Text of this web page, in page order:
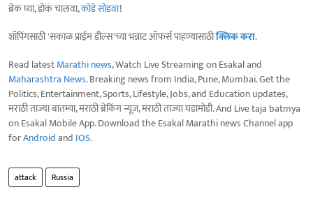
ब्रेक घ्या, डोकं चालवा,कोडे सोडवा!
शॉपिंगसाठी 'सकाळ प्राईम डील्स'च्या भन्नाट ऑफर्स पाहण्यासाठीक्लिक करा.
Read latestMarathi news, Watch Live Streaming on Esakal and
Maharashtra News. Breaking news from India, Pune, Mumbai. Get the
Politics, Entertainment, Sports, Lifestyle, Jobs, and Education updates,
मराठी ताज्या बातम्या, मराठी ब्रेकिंग न्यूज, मराठी ताज्या घडामोडी. And Live taja batmya
on Esakal Mobile App. Download the Esakal Marathi news Channel app
forAndroidand IOS.
attack Russia